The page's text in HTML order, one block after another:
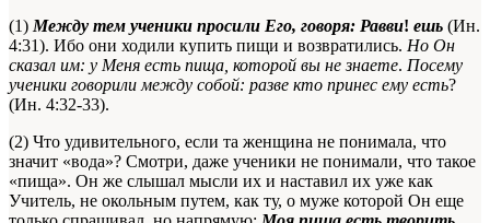
(1) Между тем ученики просили Его, говоря: Равви! ешь (Ин.
4:31). Ибо они ходили купить пищи и возвратились. Но Он
сказал им: у Меня есть пища, которой вы не знаете. Посему
ученики говорили между собой: разве кто принес ему есть?
(Ин. 4:32-33).
(2) Что удивительного, если та женщина не понимала, что
значит «вода»? Смотри, даже ученики не понимали, что такое
«пища». Он же слышал мысли их и наставил их уже как
Учитель, не окольным путем, как ту, о муже которой Он еще